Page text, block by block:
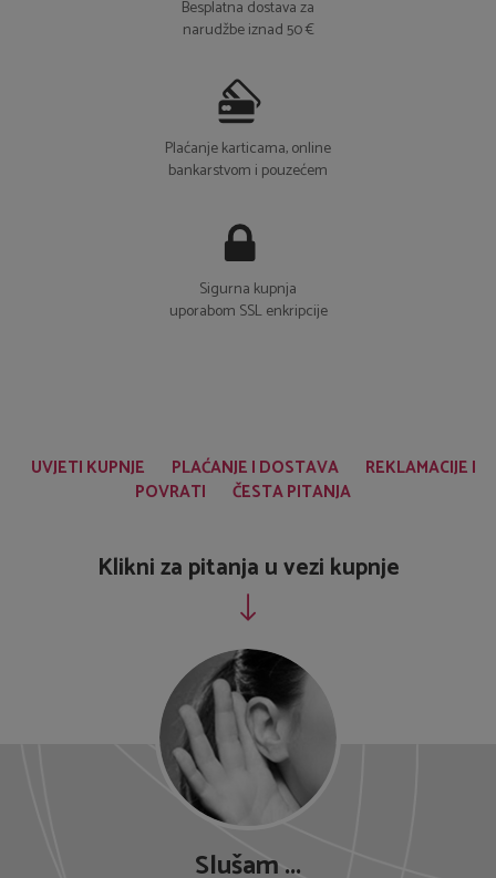
narudžbe iznad 50 €
Plaćanje karticama, online
bankarstvom i pouzećem
Sigurna kupnja
uporabom SSL enkripcije
POVRATI
ČESTA PITANJA
Slušam ...